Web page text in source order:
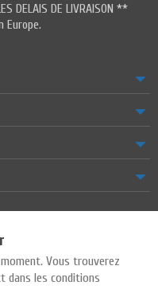
DELAIS DE LIVRAISON **
Europe.
Vous trouverez
dans les conditions